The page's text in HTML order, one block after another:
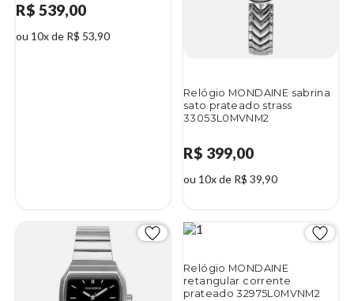
R$ 539,00
ou 10x de R$ 53,90
Relógio MONDAINE sabrina
sato prateado strass
33053L0MVNM2
R$ 399,00
ou 10x de R$ 39,90
Relógio MONDAINE
retangular corrente
prateado 32975L0MVNM2